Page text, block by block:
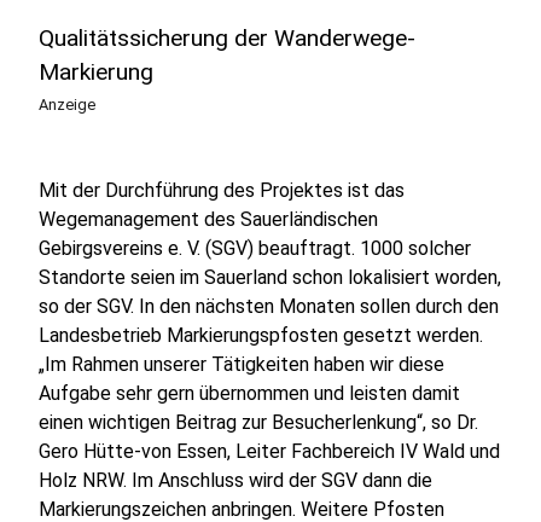
Qualitätssicherung der Wanderwege-
Markierung
Anzeige
Mit der Durchführung des Projektes ist das
Wegemanagement des Sauerländischen
Gebirgsvereins e. V. (SGV) beauftragt. 1000 solcher
Standorte seien im Sauerland schon lokalisiert worden,
so der SGV. In den nächsten Monaten sollen durch den
Landesbetrieb Markierungspfosten gesetzt werden.
„Im Rahmen unserer Tätigkeiten haben wir diese
Aufgabe sehr gern übernommen und leisten damit
einen wichtigen Beitrag zur Besucherlenkung“, so Dr.
Gero Hütte-von Essen, Leiter Fachbereich IV Wald und
Holz NRW. Im Anschluss wird der SGV dann die
Markierungszeichen anbringen. Weitere Pfosten